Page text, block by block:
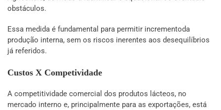
obstáculos.
Essa medida é fundamental para permitir incrementoda
produção interna, sem os riscos inerentes aos desequilíbrios
já referidos.
Custos X Competividade
A competitividade comercial dos produtos lácteos, no
mercado interno e, principalmente para as exportações, está